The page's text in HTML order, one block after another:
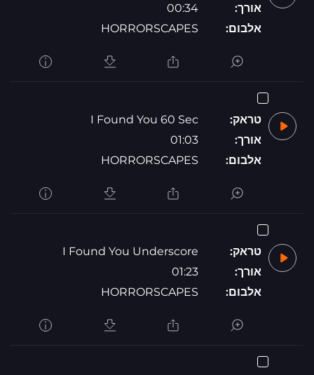
אורך:
00:34
אלבום:
HORRORSCAPES
טראק:
I Found You 60 Sec
אורך:
01:03
אלבום:
HORRORSCAPES
טראק:
I Found You Underscore
אורך:
01:23
אלבום:
HORRORSCAPES